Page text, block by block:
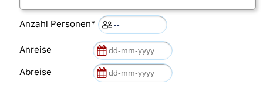
Haamstede
Natur
Kop
van
Walcheren
Veere
Anzahl Personen*
Anreise
Abreise